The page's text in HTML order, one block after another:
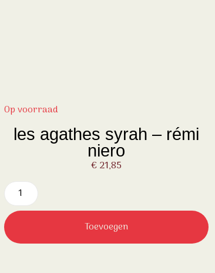
Op voorraad
les agathes syrah – rémi
niero
€21,85
Toevoegen